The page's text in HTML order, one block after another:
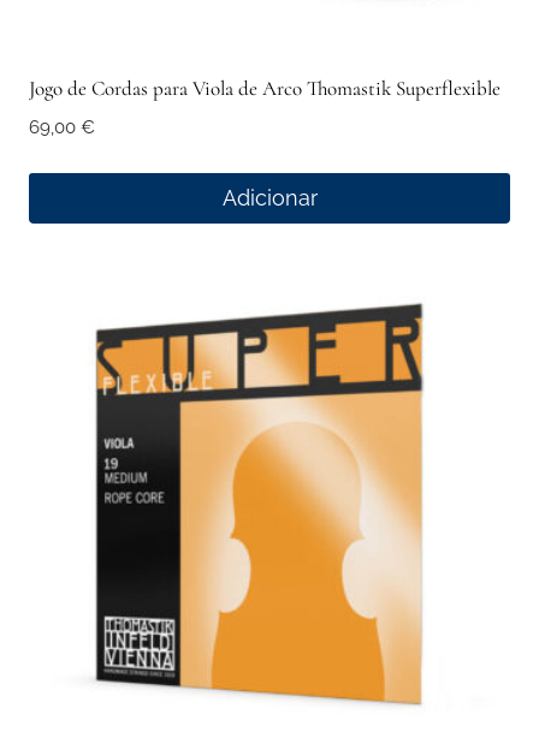
Jogo de Cordas para Viola de Arco Thomastik Superflexible
69,00 €
Adicionar